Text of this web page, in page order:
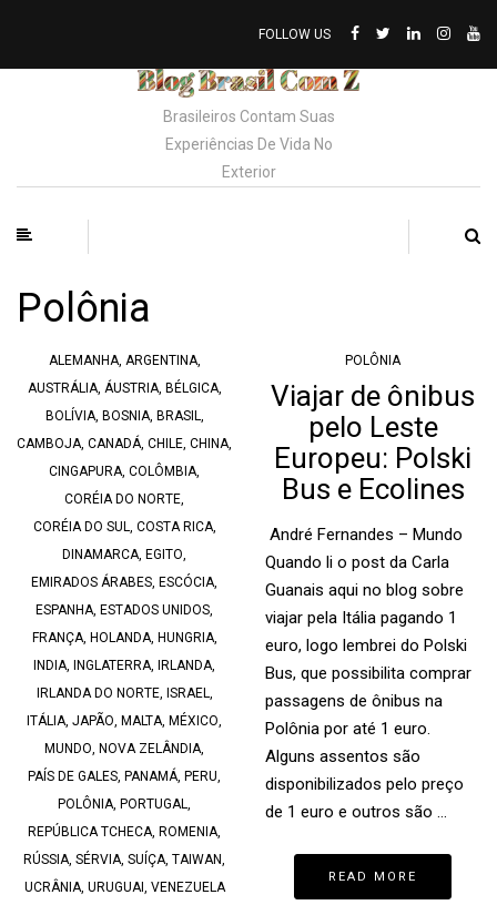
FOLLOW US
Brasileiros Contam Suas
Experiências De Vida No
Exterior
Polônia
ALEMANHA, ARGENTINA,
AUSTRÁLIA, ÁUSTRIA, BÉLGICA,
BOLÍVIA, BOSNIA, BRASIL,
CAMBOJA, CANADÁ, CHILE, CHINA,
CINGAPURA, COLÔMBIA,
CORÉIA DO NORTE,
CORÉIA DO SUL, COSTA RICA,
DINAMARCA, EGITO,
EMIRADOS ÁRABES, ESCÓCIA,
ESPANHA, ESTADOS UNIDOS,
FRANÇA, HOLANDA, HUNGRIA,
INDIA, INGLATERRA, IRLANDA,
IRLANDA DO NORTE, ISRAEL,
ITÁLIA, JAPÃO, MALTA, MÉXICO,
MUNDO, NOVA ZELÂNDIA,
PAÍS DE GALES, PANAMÁ, PERU,
POLÔNIA, PORTUGAL,
REPÚBLICA TCHECA, ROMENIA,
RÚSSIA, SÉRVIA, SUÍÇA, TAIWAN,
UCRÂNIA, URUGUAI, VENEZUELA
POLÔNIA
Viajar de ônibus
pelo Leste
Europeu: Polski
Bus e Ecolines
André Fernandes – Mundo
Quando li o post da Carla
Guanais aqui no blog sobre
viajar pela Itália pagando 1
euro, logo lembrei do Polski
Bus, que possibilita comprar
passagens de ônibus na
Polônia por até 1 euro.
Alguns assentos são
disponibilizados pelo preço
de 1 euro e outros são …
READ MORE